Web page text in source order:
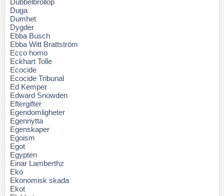
Dubbelbröllop
Duga
Dumhet
Dygder
Ebba Busch
Ebba Witt Brattström
Ecco homo
Eckhart Tolle
Ecocide
Ecocide Tribunal
Ed Kemper
Edward Snowden
Eftergifter
Egendomligheter
Egennytta
Egenskaper
Egoism
Egot
Egypten
Einar Lamberthz
Eko
Ekonomisk skada
Ekot